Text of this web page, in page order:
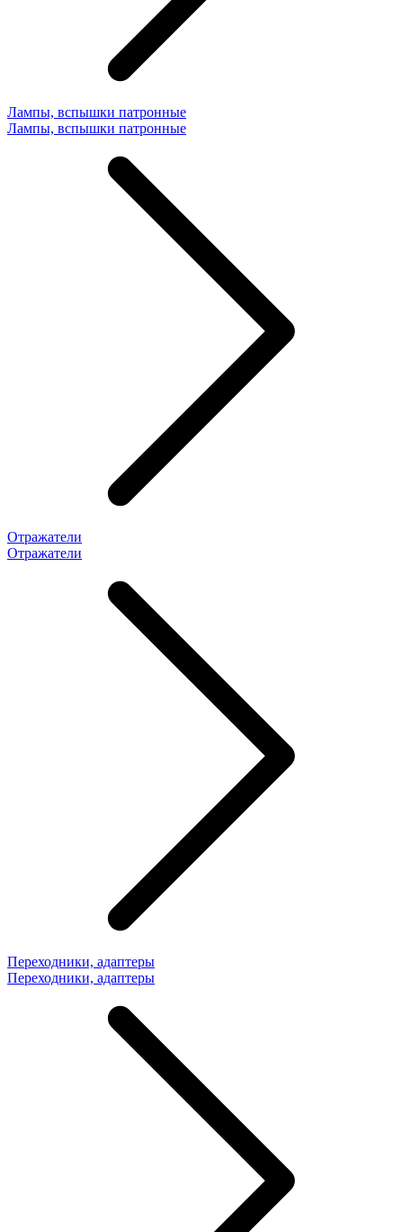
Лампы, вспышки патронные
Лампы, вспышки патронные
Отражатели
Отражатели
Переходники, адаптеры
Переходники, адаптеры